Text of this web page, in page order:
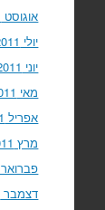
אוגוסט 2011
יולי 2011
יוני 2011
מאי 2011
אפריל 2011
מרץ 2011
פברואר 2011
דצמבר 2010